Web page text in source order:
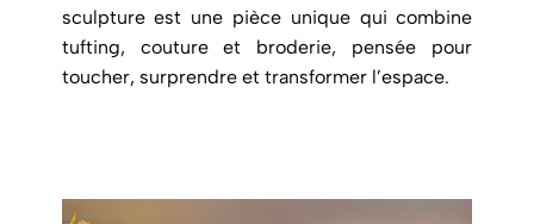
sculpture est une pièce unique qui combine
tufting, couture et broderie, pensée pour
toucher, surprendre et transformer l’espace.